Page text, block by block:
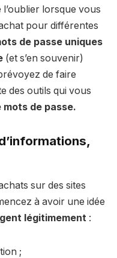
l’oublier lorsque vous
pour différentes
de passe uniques
(et s’en souvenir)
de faire
des outils qui vous
mots de passe.
sur des sites
à avoir une idée
légitimement :
;